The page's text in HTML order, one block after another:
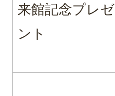
来館記念プレゼ
ント